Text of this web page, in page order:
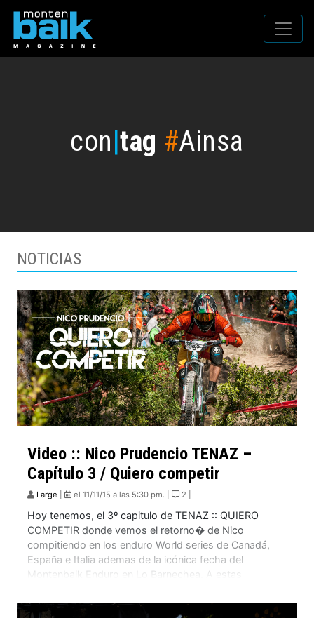
con|tag #Ainsa
NOTICIAS
Video :: Nico Prudencio TENAZ –
Capítulo 3 / Quiero competir
Large el 11/11/15 a las 5:30 pm. | 2 |
Hoy tenemos, el 3º capitulo de TENAZ :: QUIERO
COMPETIR donde vemos el retorno� de Nico
compitiendo en los enduro World series de Canadá,
España e Italia ademas de la icónica fecha del
Montenbaik Enduro en Lo Barnechea. A estas
principales figuras del Enduro Chileno como Felipe […]